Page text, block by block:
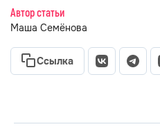
Автор статьи
Маша Семёнова
Ссылка